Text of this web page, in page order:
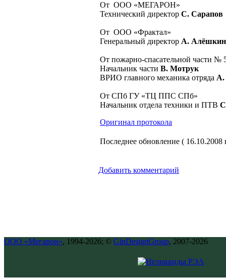
От ООО «МЕГАРОН»
Технический директор С. Сарапов
От ООО «Фрактал»
Генеральный директор А. Алёшкин
От пожарно-спасательной части №
Начальник части В. Мотрук
ВРИО главного механика отряда А.
От СПб ГУ «ТЦ ППС СПб»
Начальник отдела техники и ПТВ
Оригинал протокола
Последнее обновление ( 16.10.2008
Добавить комментарий
ООО «Мегарон», 1994-2026; © GinDesignGroup, 2007-2026